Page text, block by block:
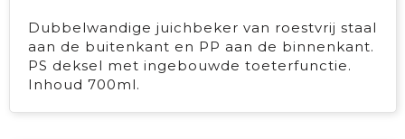
Dubbelwandige juichbeker van roestvrij staal
aan de buitenkant en PP aan de binnenkant.
PS deksel met ingebouwde toeterfunctie.
Inhoud 700ml.